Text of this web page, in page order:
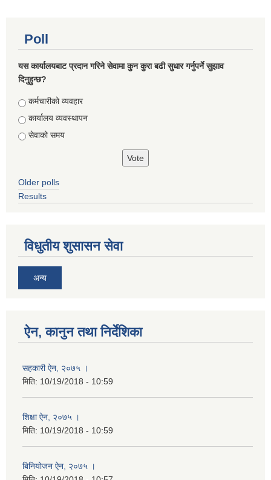
Poll
यस कार्यालयबाट प्रदान गरिने सेवामा कुन कुरा बढी सुधार गर्नुपर्ने सुझाव
दिनुहुन्छ?
Choices
कर्मचारीको व्यवहार
कार्यालय व्यवस्थापन
सेवाको समय
Older polls
Results
विधुतीय शुसासन सेवा
अन्य
ऐन, कानुन तथा निर्देशिका
सहकारी ऐन, २०७५ ।
मिति: 10/19/2018 - 10:59
शिक्षा ऐन, २०७५ ।
मिति: 10/19/2018 - 10:59
बिनियोजन ऐन, २०७५ ।